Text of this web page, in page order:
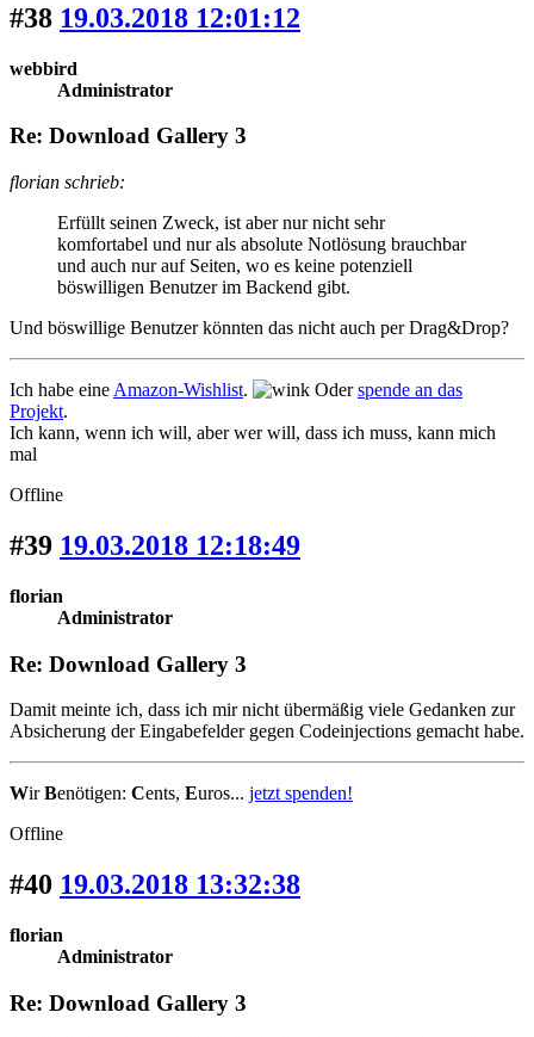
#38 19.03.2018 12:01:12
webbird
Administrator
Re: Download Gallery 3
florian schrieb:
Erfüllt seinen Zweck, ist aber nur nicht sehr
komfortabel und nur als absolute Notlösung brauchbar
und auch nur auf Seiten, wo es keine potenziell
böswilligen Benutzer im Backend gibt.
Und böswillige Benutzer könnten das nicht auch per Drag&Drop?
Ich habe eine Amazon-Wishlist. Oderspende an das
Projekt.
Ich kann, wenn ich will, aber wer will, dass ich muss, kann mich
mal
Offline
#39 19.03.2018 12:18:49
florian
Administrator
Re: Download Gallery 3
Damit meinte ich, dass ich mir nicht übermäßig viele Gedanken zur
Absicherung der Eingabefelder gegen Codeinjections gemacht habe.
WirBenötigen: Cents, Euros... jetzt spenden!
Offline
#40 19.03.2018 13:32:38
florian
Administrator
Re: Download Gallery 3